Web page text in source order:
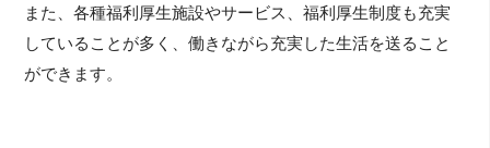
また、各種福利厚生施設やサービス、福利厚生制度も充実
していることが多く、働きながら充実した生活を送ること
ができます。